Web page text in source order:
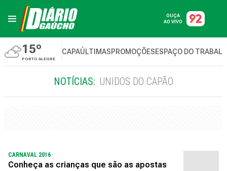
OUÇA
AO VIVO
15º
PORTO ALEGRE
CAPAÚLTIMASPROMOÇÕESESPAÇO DO
NOTÍCIAS: UNIDOS DO CAPÃO
CARNAVAL 2016
Conheça as crianças que são as apostas